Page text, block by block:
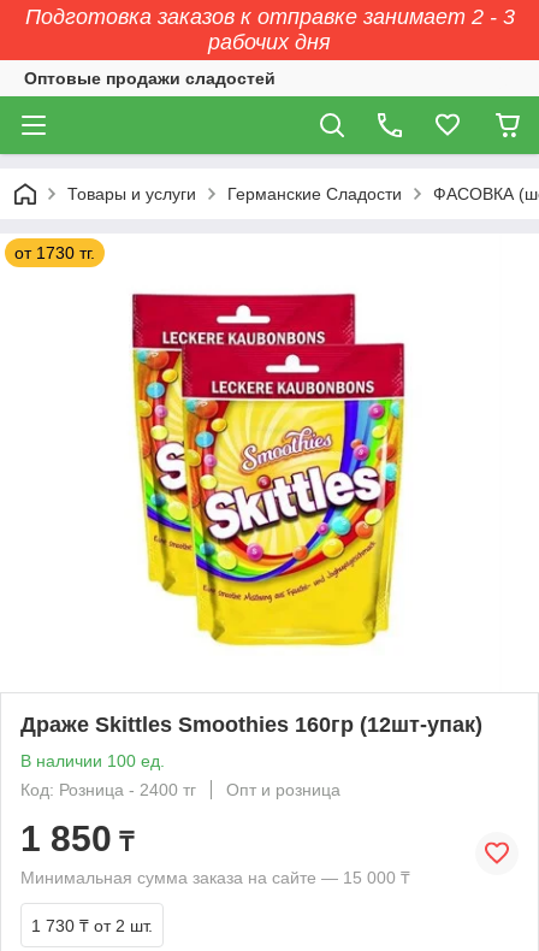
Подготовка заказов к отправке занимает 2 - 3
рабочих дня
Оптовые продажи сладостей
Товары и услуги Германские Сладости ФАСОВКА
от 1730 тг.
Драже Skittles Smoothies 160гр (12шт-упак)
В наличии 100 ед.
Код: Розница - 2400 тг
Опт и розница
1 850 ₸
Минимальная сумма заказа на сайте — 15 000 ₸
1 730 ₸ от 2 шт.